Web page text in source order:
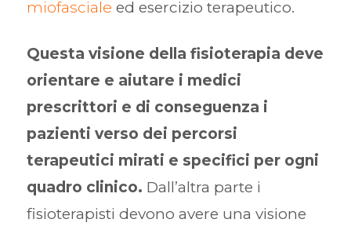
miofasciale ed esercizio terapeutico.
Questa visione della fisioterapia deve
orientare e aiutare i medici
prescrittori e di conseguenza i
pazienti verso dei percorsi
terapeutici mirati e specifici per ogni
quadro clinico. Dall’altra parte i
fisioterapisti devono avere una visione